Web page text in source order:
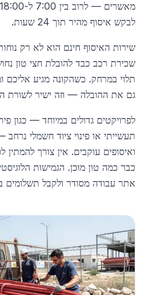
לבקש איסוף מהיר תוך 24 שעות.
שירות האיסוף חינם הוא לא רק
תלוי במרחק. כשהקונה מגיע
גם את ההובלה — וזה ישיר לשורת
לפרויקטים גדולים במיוחד — כגון
תעשייתי או פינוי ציוד חשמלי
ואיסופים עוקבים. אין צורך
כבר כמה טון מוכן. הגמישות
אתר עבודה מסודר ולקבל תשלומים